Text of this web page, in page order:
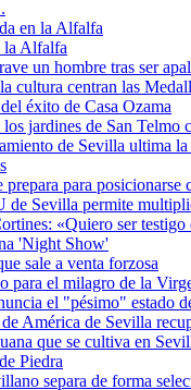
en la Alfalfa
la Alfalfa
un hombre tras ser
cultura centran las
éxito de Casa Ozama
jardines de San Telmo
de Sevilla ultima
para posicionarse
de Sevilla permite
«Quiero ser
'Night Show'
sale a venta forzosa
para el milagro de la
el "pésimo" estado
América de Sevilla
que se cultiva en
Piedra
separa de forma